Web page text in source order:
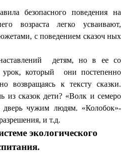
безопасного поведения на
возраста легко усваивают,
с поведением сказоч ных
детям, но в ее со
урок, который они постепенно
возвращаясь к тексту сказки.
из сказок дети? «Волк и семеро
дверь чужим людям. «Колобок»-
и т.д.
экологического